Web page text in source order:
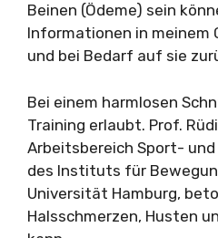
Beinen (Ödeme) sein
Informationen in meinem
und bei Bedarf auf sie
Bei einem harmlosen
Training erlaubt. Prof.
Arbeitsbereich Sport-
des Instituts für
Universität Hamburg,
Halsschmerzen, Husten